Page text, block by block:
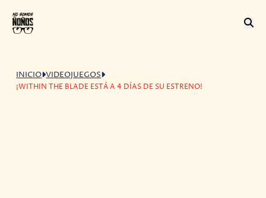
INICIO VIDEOJUEGOS
¡WITHIN THE BLADE ESTÁ A 4 DÍAS DE SU ESTRENO!